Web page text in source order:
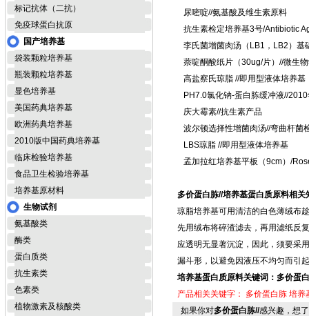
标记抗体（二抗）
免疫球蛋白抗原
国产培养基
袋装颗粒培养基
瓶装颗粒培养基
显色培养基
美国药典培养基
欧洲药典培养基
2010版中国药典培养基
临床检验培养基
食品卫生检验培养基
培养基原材料
生物试剂
氨基酸类
酶类
蛋白质类
抗生素类
色素类
植物激素及核酸类
尿嘧啶//氨基酸及维生素原料
抗生素检定培养基3号/Antibiotic
李氏菌增菌肉汤（LB1，LB2）
萘啶酮酸纸片（30ug/片）//微生
高盐察氏琼脂 //即用型液体培养
PH7.0氯化钠-蛋白胨缓冲液//
庆大霉素//抗生素产品
波尔顿选择性增菌肉汤//弯曲杆
LBS琼脂 //即用型液体培养基
孟加拉红培养基平板（9cm）/
多价蛋白胨//培养基蛋白质原料相关
琼脂培养基可用清洁的白色薄绒布
先用绒布将碎渣滤去，再用滤纸反
应透明无显著沉淀，因此，须要采
漏斗形，以避免因液压不均匀而引
培养基蛋白质原料关键词：多价蛋
产品相关关键字： 多价蛋白胨 培养
如果你对多价蛋白胨//感兴趣，想